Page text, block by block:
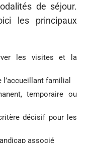
de séjour.
les principaux
les visites et la
l’accueillant familial
temporaire ou
décisif pour les
associé